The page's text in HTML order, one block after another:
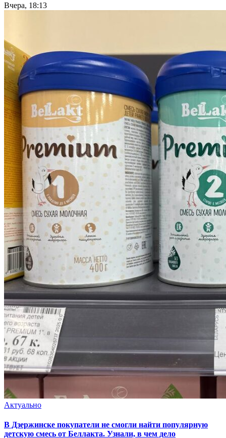
Вчера, 18:13
Актуально
В Дзержинске покупатели не смогли найти популярную
детскую смесь от Беллакта. Узнали, в чем дело